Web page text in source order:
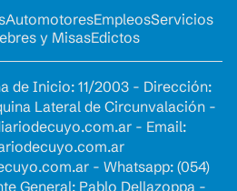
AutomotoresEmpleosServicios
y MisasEdictos
de Inicio: 11/2003 - Dirección:
Lateral de Circunvalación -
- Email:
- Whatsapp: (054)
General: Pablo Dellazoppa -